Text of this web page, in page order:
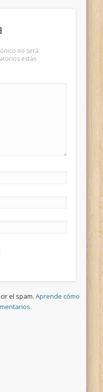
no será
están
el spam.Aprende cómo